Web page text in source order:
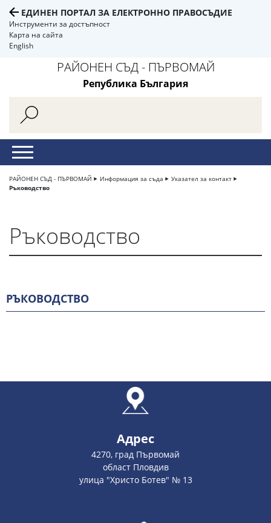
ЕДИНЕН ПОРТАЛ ЗА ЕЛЕКТРОННО ПРАВОСЪДИЕ
Инструменти за достъпност
Карта на сайта
English
РАЙОНЕН СЪД - ПЪРВОМАЙ
Република България
РАЙОНЕН СЪД - ПЪРВОМАЙ Информация за съда
Указател за контакт
Ръководство
Ръководство
РЪКОВОДСТВО
Адрес
4270, град Първомай
област Пловдив
улица "Христо Ботев" № 13